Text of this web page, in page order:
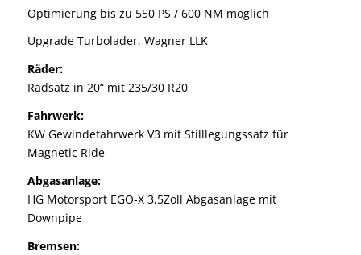
Optimierung bis zu 550 PS / 600 NM möglich
Upgrade Turbolader, Wagner LLK
Räder:
Radsatz in 20“ mit 235/30 R20
Fahrwerk:
KW Gewindefahrwerk V3 mit Stilllegungssatz für
Magnetic Ride
Abgasanlage:
HG Motorsport EGO-X 3,5Zoll Abgasanlage mit
Downpipe
Bremsen: